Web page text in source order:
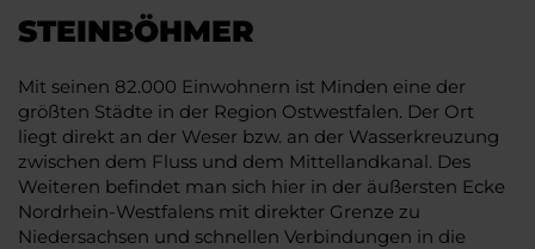
STEINBÖHMER
Mit seinen 82.000 Einwohnern ist Minden eine der
größten Städte in der Region Ostwestfalen. Der Ort
liegt direkt an der Weser bzw. an der Wasserkreuzung
zwischen dem Fluss und dem Mittellandkanal. Des
Weiteren befindet man sich hier in der äußersten Ecke
Nordrhein-Westfalens mit direkter Grenze zu
Niedersachsen und schnellen Verbindungen in die